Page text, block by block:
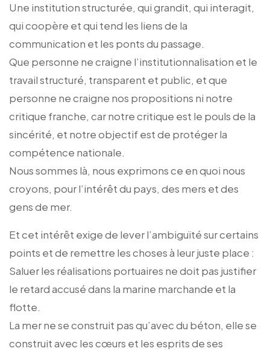
Une institution structurée, qui grandit, qui interagit,
qui coopère et qui tend les liens de la
communication et les ponts du passage.
Que personne ne craigne l’institutionnalisation et le
travail structuré, transparent et public, et que
personne ne craigne nos propositions ni notre
critique franche, car notre critique est le pouls de la
sincérité, et notre objectif est de protéger la
compétence nationale.
Nous sommes là, nous exprimons ce en quoi nous
croyons, pour l’intérêt du pays, des mers et des
gens de mer.
Et cet intérêt exige de lever l’ambiguïté sur certains
points et de remettre les choses à leur juste place :
Saluer les réalisations portuaires ne doit pas justifier
le retard accusé dans la marine marchande et la
flotte.
La mer ne se construit pas qu’avec du béton, elle se
construit avec les cœurs et les esprits de ses